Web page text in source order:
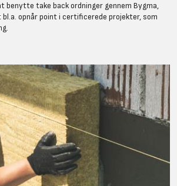
benytte take back ordninger gennem Bygma,
opnår point i certificerede projekter, som